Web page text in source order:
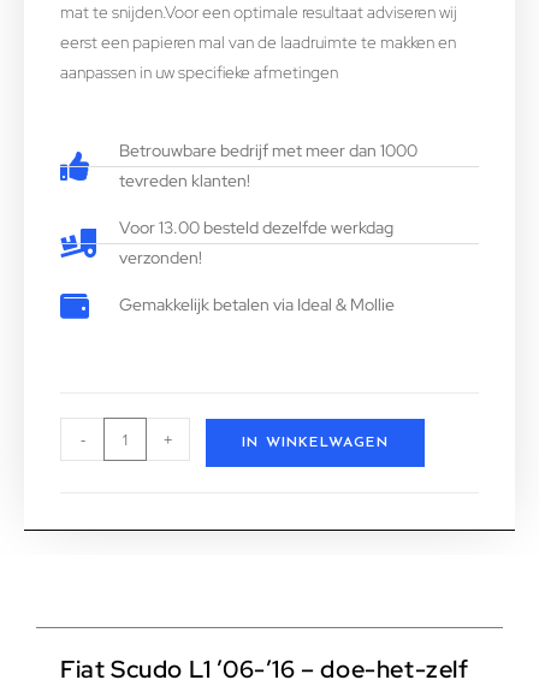
mat te snijden.Voor een optimale resultaat adviseren wij
eerst een papieren mal van de laadruimte te makken en
aanpassen in uw specifieke afmetingen
Betrouwbare bedrijf met meer dan 1000
tevreden klanten!
Voor 13.00 besteld dezelfde werkdag
verzonden!
Gemakkelijk betalen via Ideal & Mollie
- + IN WINKELWAGEN
Fiat Scudo L1 ’06-’16 – doe-het-zelf